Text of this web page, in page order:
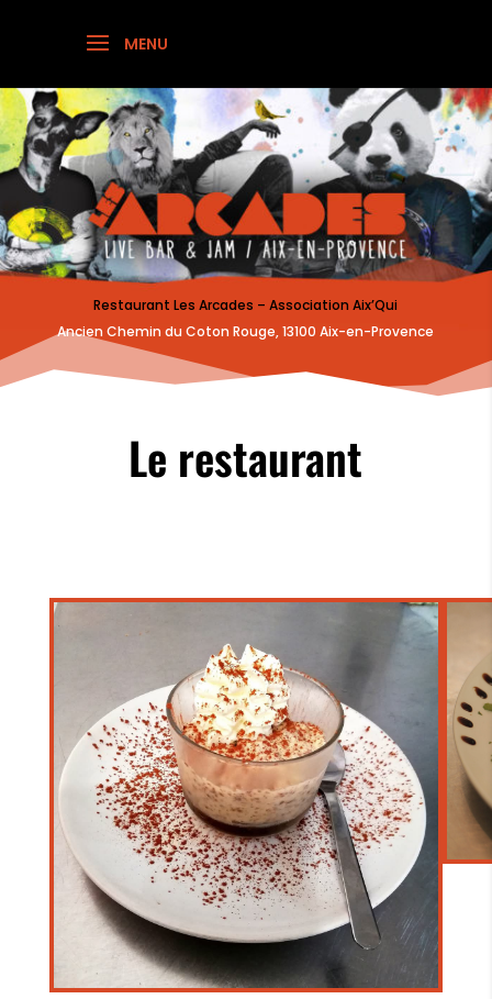
Restaurant Les Arcades – Association Aix’Qui
Ancien Chemin du Coton Rouge, 13100 Aix-en-Provence
Le restaurant